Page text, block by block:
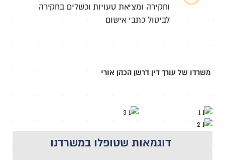
וחקירה ומציאת טעויות וכשלים בחקירה
לביטול כתבי אישום
משרדו של עורך דין דרשן הכהן אורי
דוגמאות שטופלו במשרדנו